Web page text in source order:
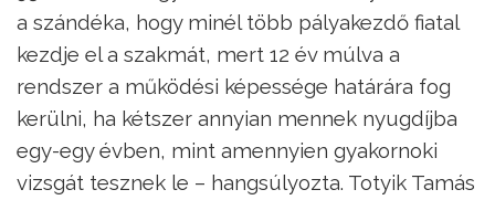
a szándéka, hogy minél több pályakezdő fiatal
kezdje el a szakmát, mert 12 év múlva a
rendszer a működési képessége határára fog
kerülni, ha kétszer annyian mennek nyugdíjba
egy-egy évben, mint amennyien gyakornoki
vizsgát tesznek le – hangsúlyozta. Totyik Tamás